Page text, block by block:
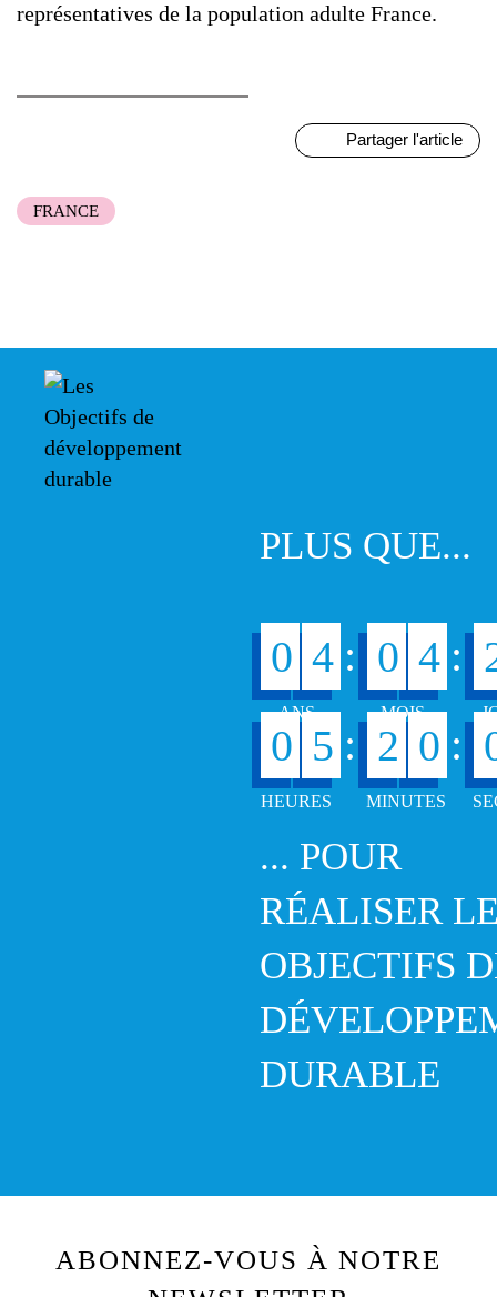
représentatives de la population adulte France.
Partager l'article
FRANCE
PLUS QUE...
0 4 : 0 4 :
0 5 : 2 0 :
... POUR
RÉALISER
OBJECTIFS
DURABLE
ABONNEZ-VOUS À NOTRE